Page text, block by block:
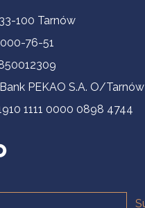
kontaktowe
100 Tarnów
76-51
PEKAO S.A. O/Tarnów
1111 0000 0898 4744